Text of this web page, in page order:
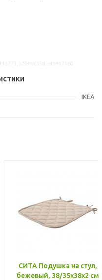
IKEA
СИТА Подушка на стул,
бежевый, 38/35x38x2 см